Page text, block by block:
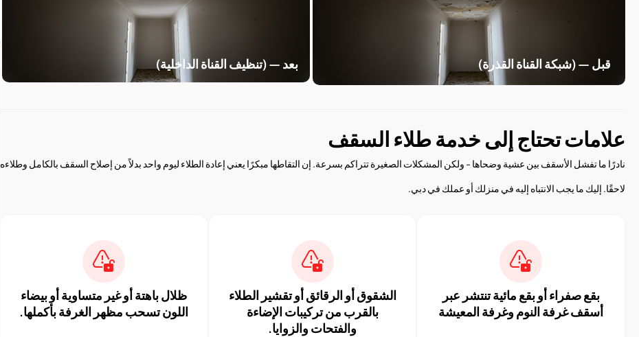
قبل — (شبكة القناة القذرة) بعد — (تنظيف القناة الداخلية)
علامات تحتاج إلى خدمة طلاء السقف
نادرًا ما تفشل الأسقف بين عشية وضحاها - ولكن المشكلات الصغيرة تتراكم بسرعة. إن التقاطها مبكرًا يعني إعادة الطلاء ليوم واحد بدلاً من إصلاح السقف بالكامل وطلاءه
لاحقًا. إليك ما يجب الانتباه إليه في منزلك أو عملك في دبي.
بقع صفراء أو بقع مائية تنتشر عبر
أسقف غرفة النوم وغرفة المعيشة
الشقوق أو الرقائق أو تقشير الطلاء
بالقرب من تركيبات الإضاءة
والفتحات والزوايا.
ظلال باهتة أو غير متساوية أو بيضاء
اللون تسحب مظهر الغرفة بأكملها.